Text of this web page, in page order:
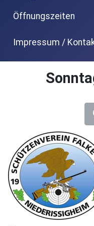
Öffnungszeiten
Impressum /